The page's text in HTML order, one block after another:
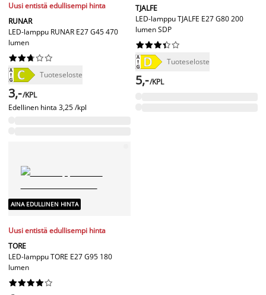
Uusi entistä edullisempi hinta
RUNAR
LED-lamppu RUNAR E27 G45 470
lumen






Tuoteseloste
3,-/KPL
Edellinen hinta 3,25 /kpl
TJALFE
LED-lamppu TJALFE E27 G80 200
lumen SDP






Tuoteseloste
5,-/KPL
AINA EDULLINEN HINTA
Uusi entistä edullisempi hinta
TORE
LED-lamppu TORE E27 G95 180
lumen





